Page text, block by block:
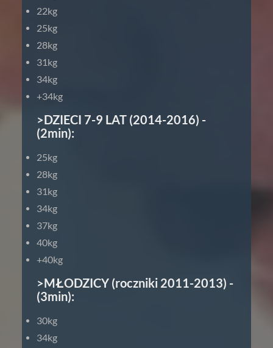
22kg
25kg
28kg
31kg
34kg
+34kg
>DZIECI 7-9 LAT (2014-2016) -
(2min):
25kg
28kg
31kg
34kg
37kg
40kg
+40kg
>MŁODZICY (roczniki 2011-2013) -
(3min):
30kg
34kg